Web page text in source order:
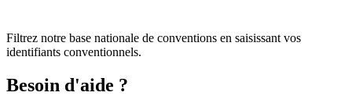
Filtrez notre base nationale de conventions en saisissant vos
identifiants conventionnels.
Besoin d'aide ?